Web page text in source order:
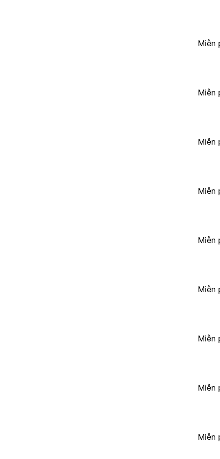
Miễn
Miễn
Miễn
Miễn
Miễn
Miễn
Miễn
Miễn
Miễn